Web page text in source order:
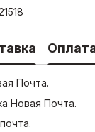
Почта.
Новая Почта.